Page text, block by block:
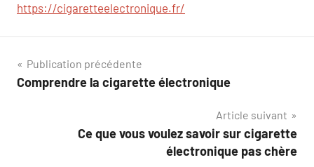
https://cigaretteelectronique.fr/
Navigation
de
Publication précédente
Comprendre la cigarette électronique
Article suivant
Ce que vous voulez savoir sur cigarette
électronique pas chère